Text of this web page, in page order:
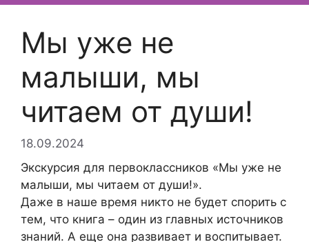
Мы уже не
малыши, мы
читаем от души!
18.09.2024
Экскурсия для первоклассников «Мы уже не
малыши, мы читаем от души!».
Даже в наше время никто не будет спорить с
тем, что книга – один из главных источников
знаний. А еще она развивает и воспитывает.